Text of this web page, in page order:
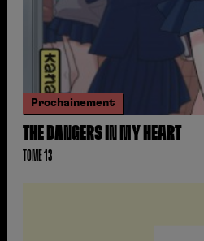
Prochainement
THE DANGERS IN MY HEART
TOME 13